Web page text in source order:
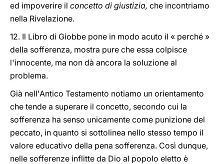
ed impoverire il concetto di giustizia, che incontriamo
nella Rivelazione.
12. Il Libro di Giobbe pone in modo acuto il « perché »
della sofferenza, mostra pure che essa colpisce
l'innocente, ma non dà ancora la soluzione al
problema.
Già nell'Antico Testamento notiamo un orientamento
che tende a superare il concetto, secondo cui la
sofferenza ha senso unicamente come punizione del
peccato, in quanto si sottolinea nello stesso tempo il
valore educativo della pena sofferenza. Così dunque,
nelle sofferenze inflitte da Dio al popolo eletto è